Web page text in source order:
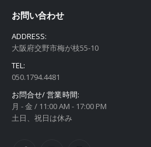
お問い合わせ
ADDRESS:
大阪府交野市梅が枝55-10
TEL:
050.1794.4481
お問合せ/ 営業時間:
月 - 金 / 11:00 AM - 17:00 PM
土日、祝日は休み